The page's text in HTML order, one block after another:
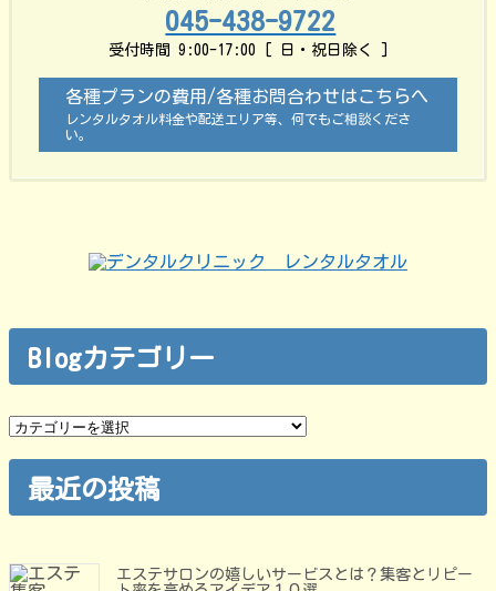
045-438-9722
受付時間 9:00-17:00 [ 日・祝日除く ]
各種プランの費用/各種お問合わせはこちらへ
レンタルタオル料金や配送エリア等、何でもご相談くださ
い。
Blogカテゴリー
Blog
カ
テ
ー
最近の投稿
エステサロンの嬉しいサービスとは？集客とリピー